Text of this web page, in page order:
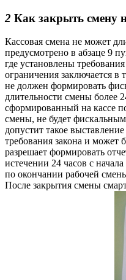
2 Как закрыть смену
Кассовая смена не может
предусмотрено в абзаце 9
где установлены
ограничения заключается
не должен формировать
длительности смены более
сформированный на кассе
смены, не будет
допустит такое
требования закона и может
разрешает формировать
истечении 24 часов с
по окончании рабочей
После закрытия смены